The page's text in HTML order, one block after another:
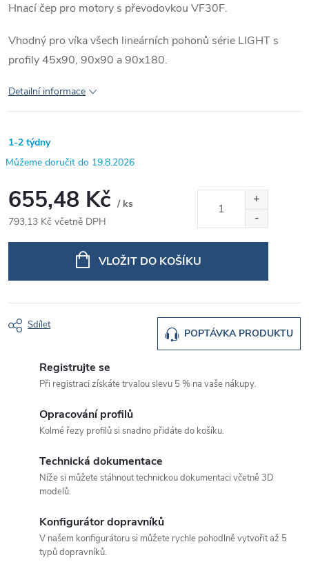
Hnací čep pro motory s převodovkou VF30F.
Vhodný pro víka všech lineárních pohonů série LIGHT s
profily 45x90, 90x90 a 90x180.
Detailní informace
1-2 týdny
19.8.2026
655,48 Kč / ks
793,13 Kč včetně DPH
VLOŽIT DO KOŠÍKU
POPTÁVKA PRODUKTU
Sdílet
Registrujte se
Při registraci získáte trvalou slevu 5 % na vaše nákupy.
Opracování profilů
Kolmé řezy profilů si snadno přidáte do košíku.
Technická dokumentace
Níže si můžete stáhnout technickou dokumentaci včetně 3D
modelů.
Konfigurátor dopravníků
V našem konfigurátoru si můžete rychle pohodlně vytvořit až 5
typů dopravníků.